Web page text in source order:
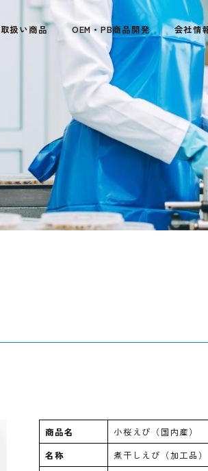
取扱い商品 OEM・PB商品開発 会社情
商品名
小桜えび（国内産）
名称
煮干しえび（加工品）